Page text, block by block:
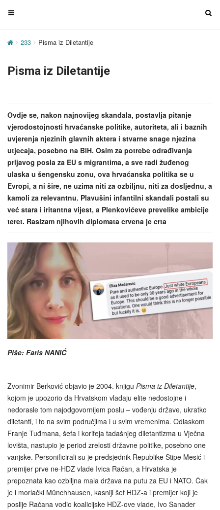
T
g
e
i
g
a
t
i
o
n
T
g
n
233 Pisma iz Diletantije
Pisma iz Diletantije
Ovdje se, nakon najnovijeg skandala, postavlja pitanje
vjerodostojnosti hrvaćanske politike, autoriteta, ali i baznih
uvjerenja njezinih glavnih aktera i stvarne snage njezina
utjecaja, posebno na BiH. Osim za potrebe odrađivanja
prljavog posla za EU s migrantima, a sve radi žuđenog
ulaska u šengensku zonu, ova hrvaćanska politika se u
Evropi, a ni šire, ne uzima niti za ozbiljnu, niti za dosljednu, a
kamoli za relevantnu. Plavušini infantilni skandali postali su
već stara i iritantna vijest, a Plenkovićeve prevelike ambicije
teret. Rasizam njihovih diplomata crvena je crta
Piše: Faris NANIĆ
Zvonimir Berković objavio je 2004. knjigu Pisma iz Diletantije,
kojom je upozorio da Hrvatskom vladaju elite nedostojne i
nedorasle tom najodgovornijem poslu – vođenju države, ukratko
diletanti, i to na svim područjima i u svim vremenima. Odlaskom
Franje Tuđmana, šefa i korifeja tadašnjeg diletantizma u Vječna
lovišta, nastupio je period zrelosti državne politike, posebno one
vanjske. Personificirali su je predsjednik Republike Stipe Mesić i
premijer prve ne-HDZ vlade Ivica Račan, a Hrvatska je
prepoznata kao ozbiljna mala država na putu za EU i NATO. Čak
je i morlački Münchhausen, kasniji šef HDZ-a i premijer koji je
poslije Račana vodio koalicijske HDZ-ove vlade, Ivo Sanader